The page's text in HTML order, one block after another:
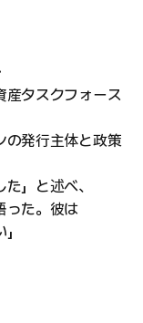
産タスクフォース
の発行主体と政策
」と述べ、
った。彼は